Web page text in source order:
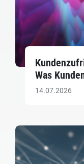
Was
14.07.2026